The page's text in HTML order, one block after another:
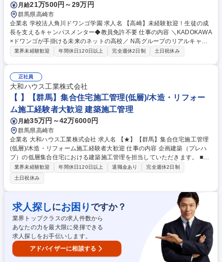
月給21万500円～29万円
群馬県高崎市
企業名 学校法人角川ドワンゴ学園 求人名 【高崎】未経験歓迎！生徒の成
長を支えるキャンパスメンター◆教員免許不要 仕事の内容 ＼KADOKAWA
×ドワンゴが手掛ける未来のネットの高校／ N高グループのリアルキャン
パスにて、生徒の成長を支えるメンターを募集いたします。教員免許不要
援いただきます。 (1)プロジェクト学習の授業の実施：当学園オリジナル
授業のプロジェクトNや21世紀型スキル学習などPBL（プロジェクト学
習）の実施 (2)生徒指導・コーチング(3)保護者様との関係作り(4)キャンパ
ス運営(5)人材育成 募集職種 【高崎】未経験歓迎！生徒の成長を支えるキ
ャンパスメンター◆教員免許不要
業界未経験歓迎 年間休日120日以上 完全週休2日制 土日祝休み
正社員
大和ハウス工業株式会社
【 】【群馬】集合住宅施工管理(低層)/木造・リフォー
ム施工経験者大歓迎 建築施工管理
月給35万円～42万6000円
群馬県高崎市
企業名 大和ハウス工業株式会社 求人名 【★】【群馬】集合住宅施工管理
(低層)/木造・リフォーム施工経験者大歓迎 仕事の内容 企画建築（プレハ
ブ）の低層集合住宅における建築施工管理を担当していただきます。 ■新
築集合住宅の現場における管理項目（安全・品質・工程・コスト・環 境・
人）の管理（計画書作成・実施指示・点検確認・軌道修正）を行ない施主
様へ良品をお渡しする業務及び、建物引渡し後のアフター点検業務 ■携わ
る案件＝自社プレハブ商品シリーズ（重量・軽量鉄骨構造） ■工期＝3～6
ヶ月（建物規模による）※常時1～2件を担当いただきます。 ■残業＝30～
40時間程度 ※建物の改変を伴う業務は含まない。また、現場での物理的
な作業は発生しません。 募集職種 【★】【群馬】集合住宅施工管理(低
層)/木造・リフォーム施工経験者大歓迎
業界未経験歓迎 年間休日120日以上 退職金あり
完全週休2日制
土日祝休み
求人探しにお困り ですか？
業界トップクラスの求人件数から
あなたの力を最大限に発揮できる
求人探しをお手伝いします。
アドバイザーに相談する